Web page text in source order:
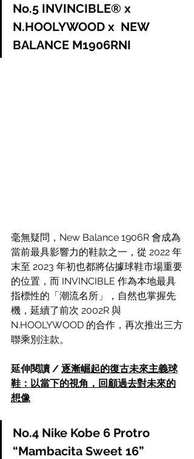
No.5 INVINCIBLE® x
N.HOOLYWOOD x  NEW
BALANCE M1906RNI
毫無疑問，New Balance 1906R 會成為
當前最具影響力的鞋款之一，從 2022 年
末至 2023 年初也都將佔據球鞋市場重要
的位置，而 INVINCIBLE 作為本地最具
指標性的「潮流名所」，自然也掌握先
機，延續了前次 2002R 與
N.HOOLYWOOD 的合作，再次推出三方
聯乘別注款。
延伸閱讀 / 逐漸崛起的復古未來主義球
鞋：以當下的視角，回顧過去對未來的
想像
No.4 Nike Kobe 6 Protro
“Mambacita Sweet 16”